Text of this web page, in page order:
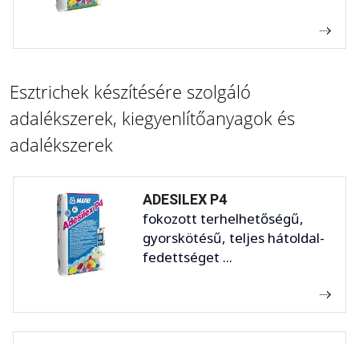
Esztrichek készítésére szolgáló
adalékszerek, kiegyenlítőanyagok és
adalékszerek
ADESILEX P4
fokozott terhelhetőségű,
gyorskötésű, teljes hátoldal-
fedettséget ...